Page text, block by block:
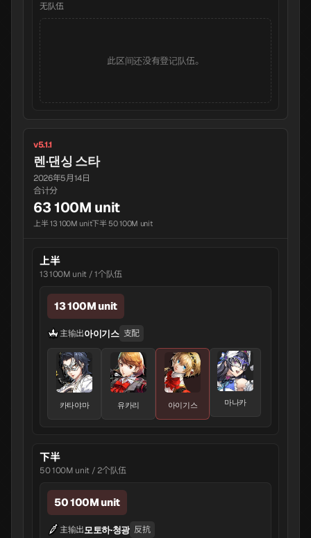
无队伍
此区间还没有登记队伍。
v5.1.1
렌·댄싱 스타
2026年5月14日
合计分
63 100M unit
上半 13 100M unit下半 50 100M unit
上半
13 100M unit / 1个队伍
13 100M unit
主输出아이기스 支配
카타야마 유카리 아이기스 마나카
下半
50 100M unit / 2个队伍
50 100M unit
主输出모토하·청광 反抗